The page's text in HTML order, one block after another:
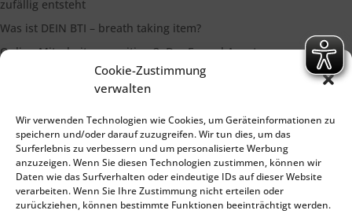
Cookie-Zustimmung
verwalten
Wir verwenden Technologien wie Cookies, um Geräteinformationen zu
speichern und/oder darauf zuzugreifen. Wir tun dies, um das
Surferlebnis zu verbessern und um personalisierte Werbung
anzuzeigen. Wenn Sie diesen Technologien zustimmen, können wir
Daten wie das Surfverhalten oder eindeutige IDs auf dieser Website
verarbeiten. Wenn Sie Ihre Zustimmung nicht erteilen oder
zurückziehen, können bestimmte Funktionen beeinträchtigt werden.
zufällig entsteht
Was ist DEIN BTI – breath taking item?
Online Mitarbeiterrecruiting 3: Der Funnel Ansatz
Die Bedeutung eines starken Markenimages
Suchen
Impressum Datenschutzerklärung